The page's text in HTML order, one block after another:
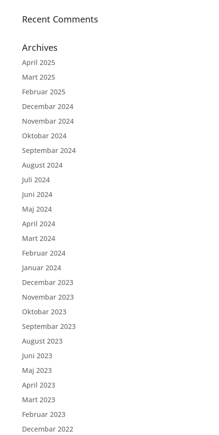
Recent Comments
Archives
April 2025
Mart 2025
Februar 2025
Decembar 2024
Novembar 2024
Oktobar 2024
Septembar 2024
August 2024
Juli 2024
Juni 2024
Maj 2024
April 2024
Mart 2024
Februar 2024
Januar 2024
Decembar 2023
Novembar 2023
Oktobar 2023
Septembar 2023
August 2023
Juni 2023
Maj 2023
April 2023
Mart 2023
Februar 2023
Decembar 2022